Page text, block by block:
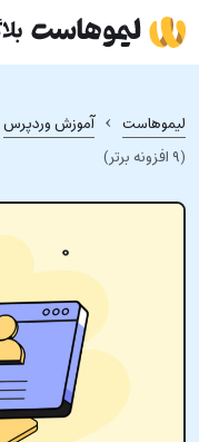
Skip
to
content
لیموهاست › آموزش وردپرس
(۹ افزونه برتر)